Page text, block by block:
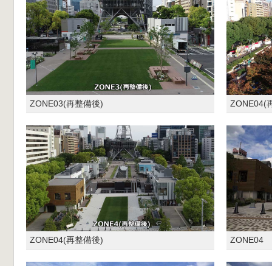
ZONE03(再整備後) ZONE04(
ZONE04(再整備後) ZONE04